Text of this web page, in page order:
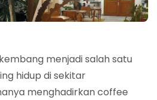
menjadi salah satu
hidup di sekitar
menghadirkan coffee